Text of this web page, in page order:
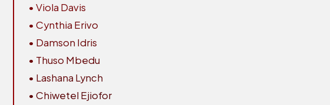
• Viola Davis
• Cynthia Erivo
• Damson Idris
• Thuso Mbedu
• Lashana Lynch
• Chiwetel Ejiofor